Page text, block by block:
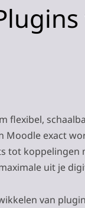
exact
tot
uit je
van